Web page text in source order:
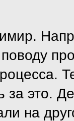
за это.
на